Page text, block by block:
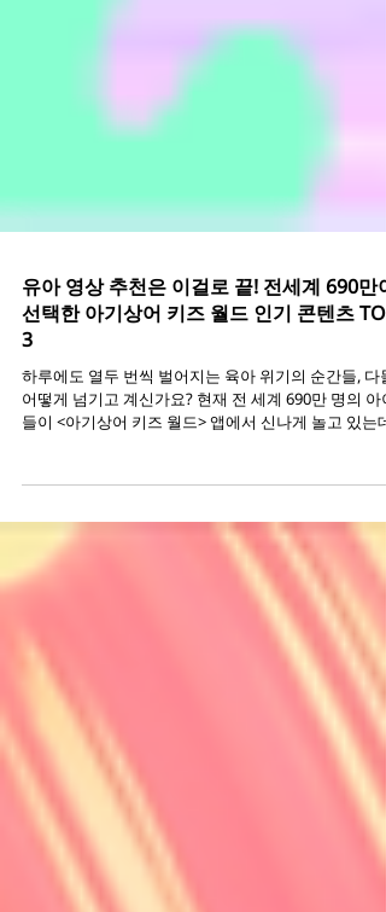
유아 영상 추천은 이걸로 끝! 전세계 690만이
선택한 아기상어 키즈 월드 인기 콘텐츠 TOP
3
하루에도 열두 번씩 벌어지는 육아 위기의 순간들, 다들
견했어요. 한국, 미국, 유럽... 사는 곳은 다 달라도 아이
이 좋아하는 포인트는 놀랍게도 비슷하다는 것! 과연 전
세계 아이들의 마음을 단숨에 사로잡은 콘텐츠는 무엇
었을까요? 데이터로 확인한 글로벌 인기 콘텐츠 랭킹, 지
금 공개합니다! 🏆 압도적 평균 재생시간 1위 🧸 베베핀
안전송 스페셜 🧸 영상 내용을 들여다보면 아이들이 왜
이렇게 푹 빠져있는지 100% 공감하게 되실 거예요. 감
에 걸려 콜록콜록하는 순간이나, 놀다가 넘어져 “호~”
주는 순간처럼 아주 리얼한 일상 에피소드들이 가득 담
있거든요! 🎬 맛보기로 단편 에피소드 먼저 구경해 볼까
요? 이렇게 짧은 영상도 좋지만, 매번 다음 영상을 직접
틀어주느